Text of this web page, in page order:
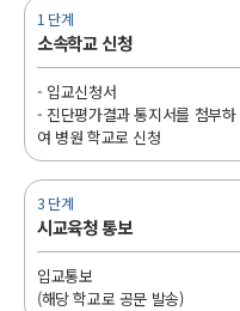
1 단계
소속학교 신청
- 입교신청서
- 진단평가결과 통지서를 첨부하
여 병원 학교로 신청
3 단계
시교육청 통보
입교통보
(해당 학교로 공문 발송)